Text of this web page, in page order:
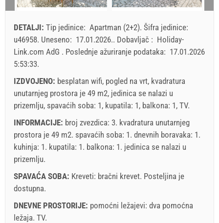
dolazak
Svaki dan Svaki dan
Prikazana cena je po jedinici za definisan broj osoba.
Ponude:
Holiday-Link plaća: 03.10.2025. - 31.12.2026. / - 10 %
Obavezno:Prijava gostiju (01.07. - 31.08): 10 EUR (once -
za_person), Prijava gostiju (01.01 - 30.06. / 01.09. - 31.12.):
5 EUR (once - za_person)
16
17 18 19 20 21
22
30
31
DETALJI: Tip jedinice: Apartman (2+2). Šifra jedinice:
u46958. Uneseno: 17.01.2026.. Dobavljač : Holiday-
Link.com AdG . Poslednje ažuriranje podataka: 17.01.2026
5:53:33.
IZDVOJENO: besplatan wifi, pogled na vrt, kvadratura
unutarnjeg prostora je 49 m2, jedinica se nalazi u
prizemlju, spavaćih soba: 1, kupatila: 1, balkona: 1, TV.
INFORMACIJE: broj zvezdica: 3. kvadratura unutarnjeg
prostora je 49 m2. spavaćih soba: 1. dnevnih boravaka: 1.
kuhinja: 1. kupatila: 1. balkona: 1. jedinica se nalazi u
prizemlju.
SPAVAĆA SOBA: Kreveti: bračni krevet. Posteljina je
dostupna.
DNEVNE PROSTORIJE: pomoćni ležajevi: dva pomoćna
ležaja. TV.